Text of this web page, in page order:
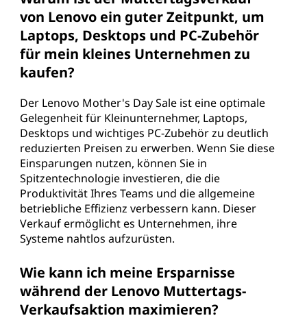
von Lenovo ein guter Zeitpunkt, um
Laptops, Desktops und PC-Zubehör
für mein kleines Unternehmen zu
kaufen?
Der Lenovo Mother's Day Sale ist eine optimale
Gelegenheit für Kleinunternehmer, Laptops,
Desktops und wichtiges PC-Zubehör zu deutlich
reduzierten Preisen zu erwerben. Wenn Sie diese
Einsparungen nutzen, können Sie in
Spitzentechnologie investieren, die die
Produktivität Ihres Teams und die allgemeine
betriebliche Effizienz verbessern kann. Dieser
Verkauf ermöglicht es Unternehmen, ihre
Systeme nahtlos aufzurüsten.
Wie kann ich meine Ersparnisse
während der Lenovo Muttertags-
Verkaufsaktion maximieren?